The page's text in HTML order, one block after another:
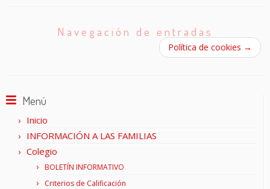
Navegación de entradas
Política de cookies →
Menú
Inicio
INFORMACIÓN A LAS FAMILIAS
Colegio
BOLETÍN INFORMATIVO
Criterios de Calificación